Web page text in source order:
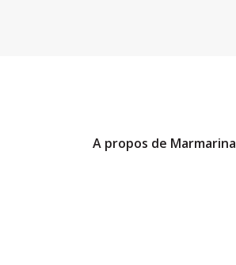
A propos de Marmarina